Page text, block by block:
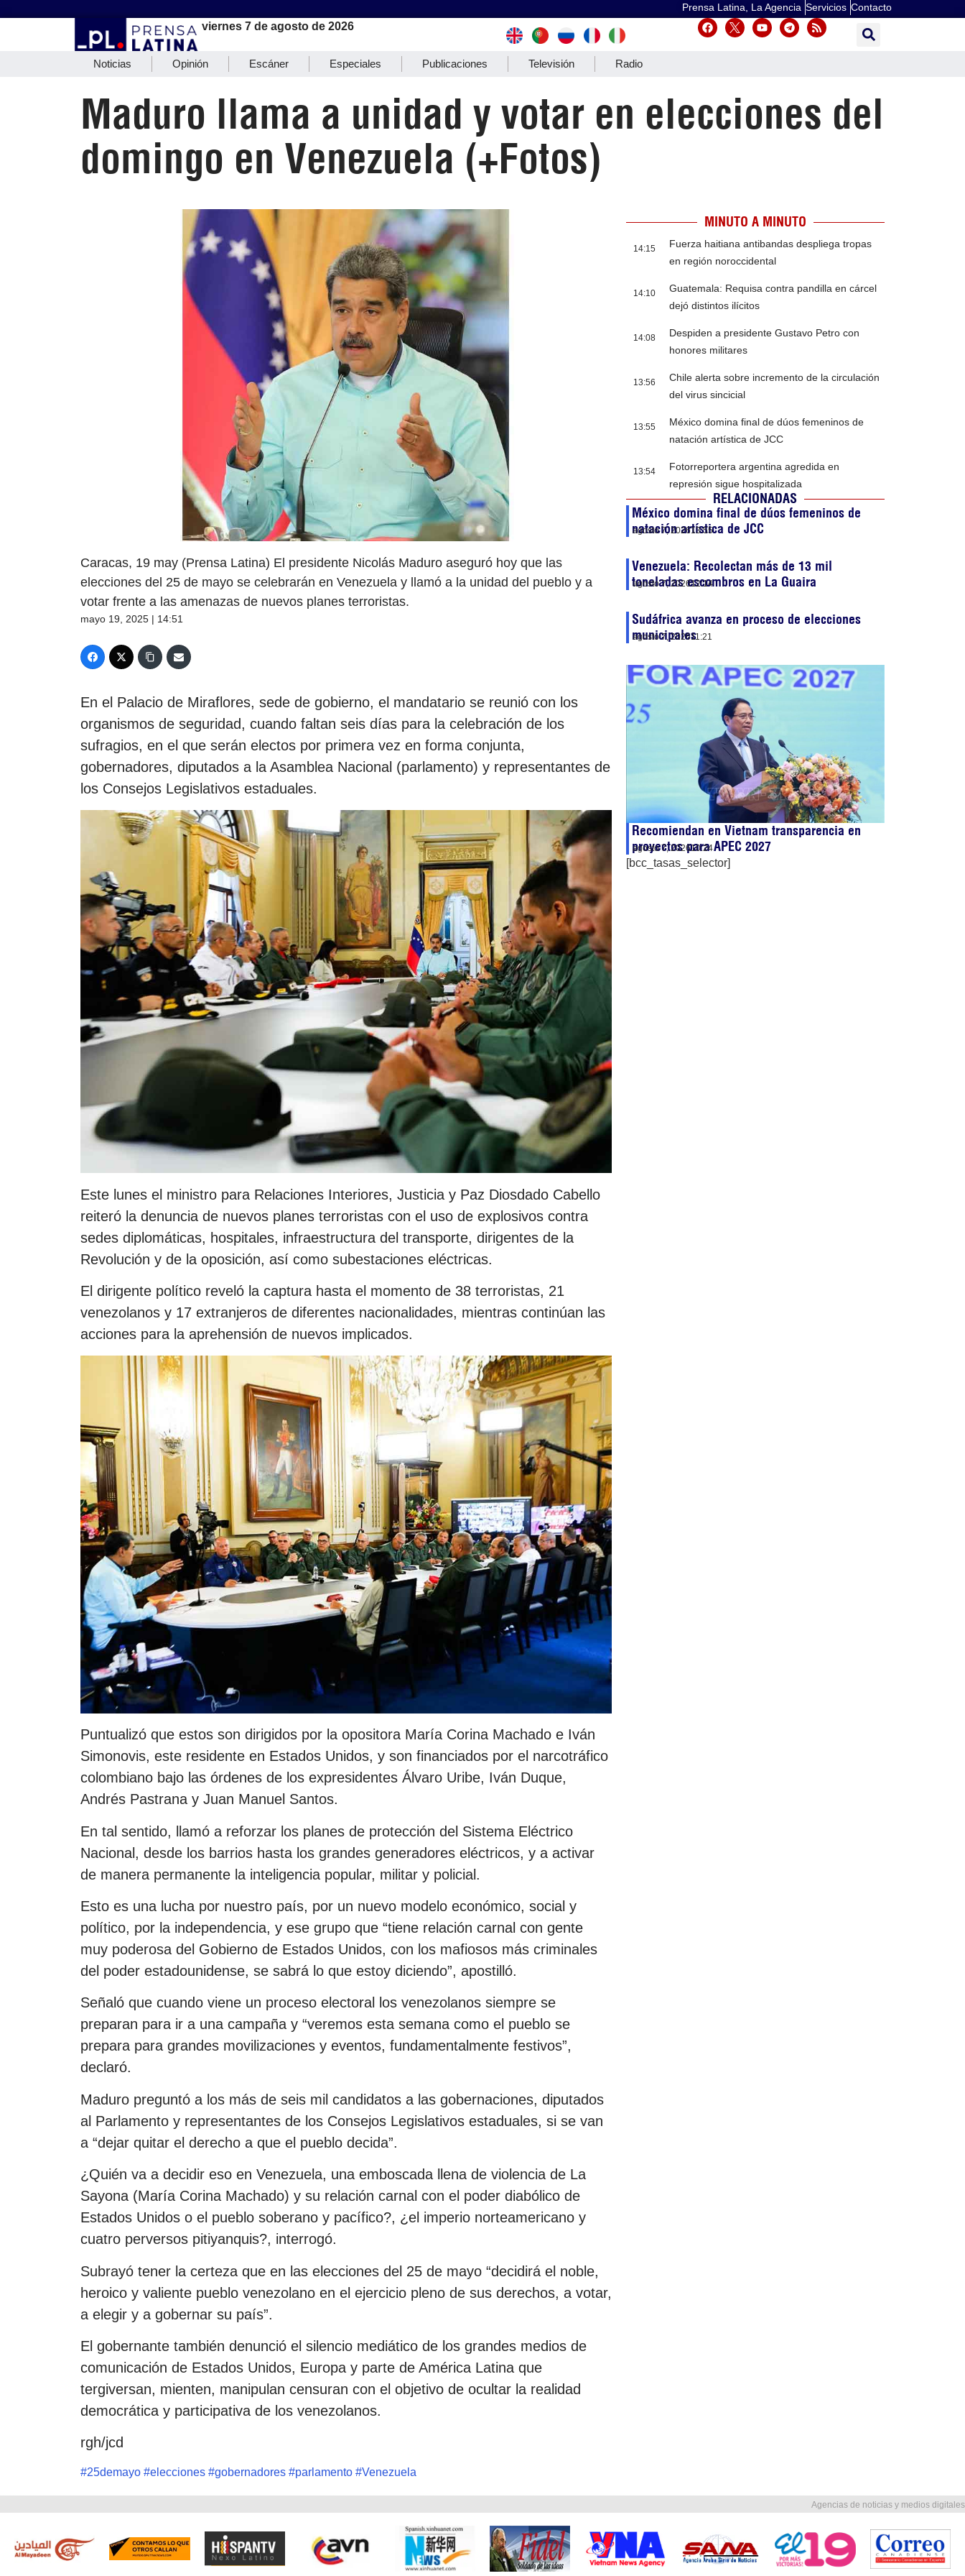
Prensa Latina, La Agencia Servicios Contacto
viernes 7 de agosto de 2026
Noticias Opinión Escáner Especiales Publicaciones Televisión Radio
Maduro llama a unidad y votar en elecciones del
domingo en Venezuela (+Fotos)
Caracas, 19 may (Prensa Latina) El presidente Nicolás Maduro aseguró hoy que las
elecciones del 25 de mayo se celebrarán en Venezuela y llamó a la unidad del pueblo y a
votar frente a las amenazas de nuevos planes terroristas.
mayo 19, 2025 | 14:51
En el Palacio de Miraflores, sede de gobierno, el mandatario se reunió con los
organismos de seguridad, cuando faltan seis días para la celebración de los
sufragios, en el que serán electos por primera vez en forma conjunta,
gobernadores, diputados a la Asamblea Nacional (parlamento) y representantes de
los Consejos Legislativos estaduales.
Este lunes el ministro para Relaciones Interiores, Justicia y Paz Diosdado Cabello
reiteró la denuncia de nuevos planes terroristas con el uso de explosivos contra
sedes diplomáticas, hospitales, infraestructura del transporte, dirigentes de la
Revolución y de la oposición, así como subestaciones eléctricas.
El dirigente político reveló la captura hasta el momento de 38 terroristas, 21
venezolanos y 17 extranjeros de diferentes nacionalidades, mientras continúan las
acciones para la aprehensión de nuevos implicados.
Puntualizó que estos son dirigidos por la opositora María Corina Machado e Iván
Simonovis, este residente en Estados Unidos, y son financiados por el narcotráfico
colombiano bajo las órdenes de los expresidentes Álvaro Uribe, Iván Duque,
Andrés Pastrana y Juan Manuel Santos.
En tal sentido, llamó a reforzar los planes de protección del Sistema Eléctrico
Nacional, desde los barrios hasta los grandes generadores eléctricos, y a activar
de manera permanente la inteligencia popular, militar y policial.
Esto es una lucha por nuestro país, por un nuevo modelo económico, social y
político, por la independencia, y ese grupo que “tiene relación carnal con gente
muy poderosa del Gobierno de Estados Unidos, con los mafiosos más criminales
del poder estadounidense, se sabrá lo que estoy diciendo”, apostilló.
Señaló que cuando viene un proceso electoral los venezolanos siempre se
preparan para ir a una campaña y “veremos esta semana como el pueblo se
prepara para grandes movilizaciones y eventos, fundamentalmente festivos”,
declaró.
Maduro preguntó a los más de seis mil candidatos a las gobernaciones, diputados
al Parlamento y representantes de los Consejos Legislativos estaduales, si se van
a “dejar quitar el derecho a que el pueblo decida”.
¿Quién va a decidir eso en Venezuela, una emboscada llena de violencia de La
Sayona (María Corina Machado) y su relación carnal con el poder diabólico de
Estados Unidos o el pueblo soberano y pacífico?, ¿el imperio norteamericano y
cuatro perversos pitiyanquis?, interrogó.
Subrayó tener la certeza que en las elecciones del 25 de mayo “decidirá el noble,
heroico y valiente pueblo venezolano en el ejercicio pleno de sus derechos, a votar,
a elegir y a gobernar su país”.
El gobernante también denunció el silencio mediático de los grandes medios de
comunicación de Estados Unidos, Europa y parte de América Latina que
tergiversan, mienten, manipulan censuran con el objetivo de ocultar la realidad
democrática y participativa de los venezolanos.
rgh/jcd
#25demayo #elecciones #gobernadores #parlamento #Venezuela
MINUTO A MINUTO
14:15
Fuerza haitiana antibandas despliega tropas
en región noroccidental
14:10
Guatemala: Requisa contra pandilla en cárcel
dejó distintos ilícitos
14:08
Despiden a presidente Gustavo Petro con
honores militares
13:56
Chile alerta sobre incremento de la circulación
del virus sincicial
13:55
México domina final de dúos femeninos de
natación artística de JCC
13:54
Fotorreportera argentina agredida en
represión sigue hospitalizada
RELACIONADAS
México domina final de dúos femeninos de
natación artística de JCC
agosto 7, 202613:55
Venezuela: Recolectan más de 13 mil
toneladas escombros en La Guaira
agosto 7, 202612:14
Sudáfrica avanza en proceso de elecciones
municipales
agosto 7, 202611:21
Recomiendan en Vietnam transparencia en
proyectos para APEC 2027
agosto 7, 202610:24
[bcc_tasas_selector]
Agencias de noticias y medios digitales